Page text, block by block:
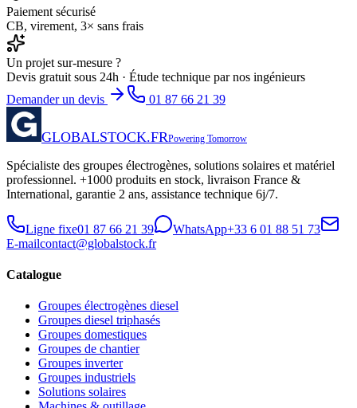
Paiement sécurisé
CB, virement, 3× sans frais
Un projet sur-mesure ?
Devis gratuit sous 24h · Étude technique par nos ingénieurs
Demander un devis
01 87 66 21 39
GLOBALSTOCK.FRPowering Tomorrow
Spécialiste des groupes électrogènes, solutions solaires et matériel
professionnel. +1000 produits en stock, livraison France &
International, garantie 2 ans, assistance technique 6j/7.
Ligne fixe01 87 66 21 39 WhatsApp+33 6 01 88 51 73
E-mailcontact@globalstock.fr
Catalogue
Groupes électrogènes diesel
Groupes diesel triphasés
Groupes domestiques
Groupes de chantier
Groupes inverter
Groupes industriels
Solutions solaires